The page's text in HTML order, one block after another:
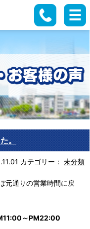
。
カテゴリー： 未分類
元通りの営業時間に戻
～PM22:00